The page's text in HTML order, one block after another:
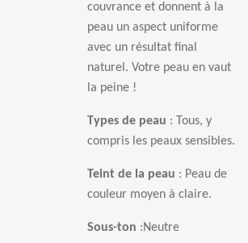
couvrance et donnent à la
peau un aspect uniforme
avec un résultat final
naturel. Votre peau en vaut
la peine !
Types de peau : Tous, y
compris les peaux sensibles.
Teint de la peau : Peau de
couleur moyen à claire.
Sous-ton :Neutre